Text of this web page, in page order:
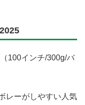
100インチ/300g/バ
レーがしやすい人気